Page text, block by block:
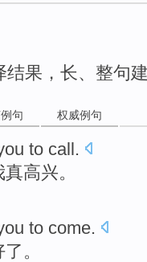
结果，长、整句
句 权威例句
to call.
真高兴。
to come.
。